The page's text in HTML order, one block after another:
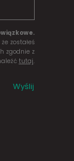
zostałeś
zgodnie z
tutaj.
Wyślij